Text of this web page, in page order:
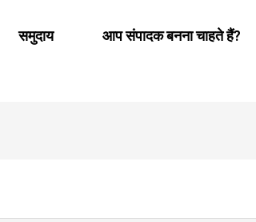
समुदाय आप संपादक बनना चाहते हैं?